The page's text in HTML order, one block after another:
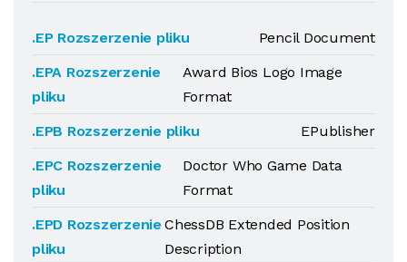
.EP Rozszerzenie pliku
Pencil Document
.EPA Rozszerzenie
pliku
Award Bios Logo Image
Format
.EPB Rozszerzenie pliku
EPublisher
.EPC Rozszerzenie
pliku
Doctor Who Game Data
Format
.EPD Rozszerzenie
pliku
ChessDB Extended Position
Description